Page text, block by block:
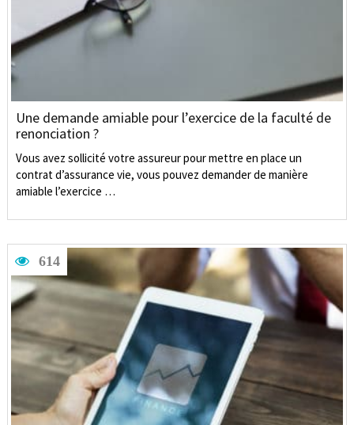
Une demande amiable pour l’exercice de la faculté de
renonciation ?
Vous avez sollicité votre assureur pour mettre en place un
contrat d’assurance vie, vous pouvez demander de manière
amiable l’exercice …
614